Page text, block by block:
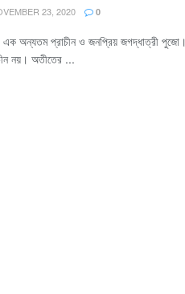
23, 2020 0
এক অন্যতম প্রাচীন ও জনপ্রিয় জগদ্ধাত্রী পুজো।
নয়। অতীতের ...